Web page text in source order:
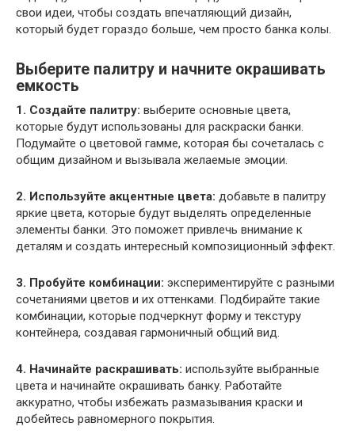
свои идеи, чтобы создать впечатляющий дизайн,
который будет гораздо больше, чем просто банка колы.
Выберите палитру и начните окрашивать
емкость
1. Создайте палитру: выберите основные цвета,
которые будут использованы для раскраски банки.
Подумайте о цветовой гамме, которая бы сочеталась с
общим дизайном и вызывала желаемые эмоции.
2. Используйте акцентные цвета: добавьте в палитру
яркие цвета, которые будут выделять определенные
элементы банки. Это поможет привлечь внимание к
деталям и создать интересный композиционный эффект.
3. Пробуйте комбинации: экспериментируйте с разными
сочетаниями цветов и их оттенками. Подбирайте такие
комбинации, которые подчеркнут форму и текстуру
контейнера, создавая гармоничный общий вид.
4. Начинайте раскрашивать: используйте выбранные
цвета и начинайте окрашивать банку. Работайте
аккуратно, чтобы избежать размазывания краски и
добейтесь равномерного покрытия.